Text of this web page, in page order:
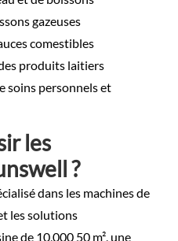
gazeuses
comestibles
produits laitiers
soins personnels et
les
?
dans les machines de
les solutions
de 10,000 50 m², une